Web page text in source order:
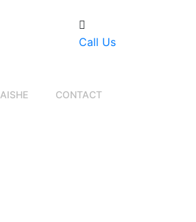
Call Us
AISHE CONTACT